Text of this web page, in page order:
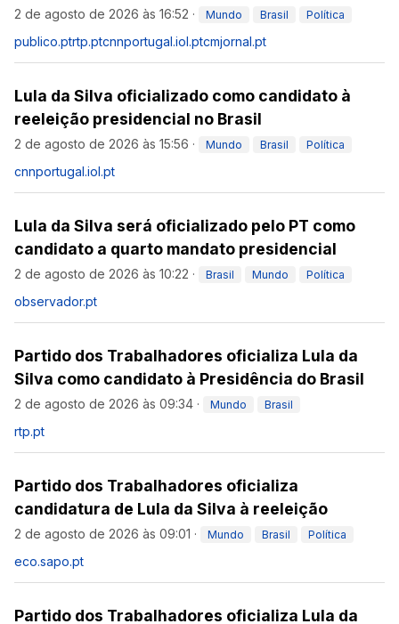
2 de agosto de 2026 às 16:52 · Mundo Brasil Política
publico.ptrtp.ptcnnportugal.iol.ptcmjornal.pt
Lula da Silva oficializado como candidato à
reeleição presidencial no Brasil
2 de agosto de 2026 às 15:56 · Mundo Brasil Política
cnnportugal.iol.pt
Lula da Silva será oficializado pelo PT como
candidato a quarto mandato presidencial
2 de agosto de 2026 às 10:22 · Brasil Mundo Política
observador.pt
Partido dos Trabalhadores oficializa Lula da
Silva como candidato à Presidência do Brasil
2 de agosto de 2026 às 09:34 · Mundo Brasil
rtp.pt
Partido dos Trabalhadores oficializa
candidatura de Lula da Silva à reeleição
2 de agosto de 2026 às 09:01 · Mundo Brasil Política
eco.sapo.pt
Partido dos Trabalhadores oficializa Lula da